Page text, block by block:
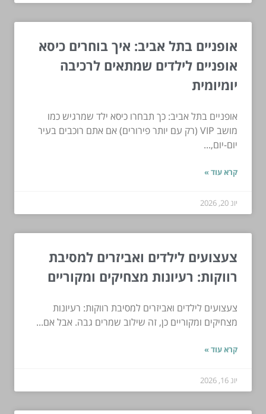
אופניים בתל אביב: איך בוחרים כיסא
אופניים לילדים שמתאים לרכיבה
יומיומית
אופניים בתל אביב: כך תבחרו כיסא ילד שמרגיש כמו
מושב VIP (רק עם יותר פירורים) אם אתם רוכבים בעיר
יום-יום,...
קרא עוד »
יונ 20, 2026
צעצועים לילדים ואביזרים למסיבת
רווקות: רעיונות מצחיקים ומקוריים
צעצועים לילדים ואביזרים למסיבת רווקות: רעיונות
מצחיקים ומקוריים כן, זה שילוב שמרים גבה. אבל אם...
קרא עוד »
יונ 16, 2026